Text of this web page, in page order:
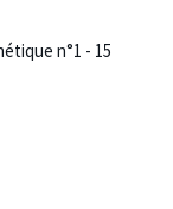
n°1 - 15